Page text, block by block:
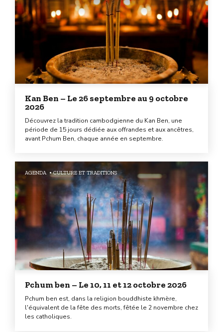
Kan Ben – Le 26 septembre au 9 octobre
2026
Découvrez la tradition cambodgienne du Kan Ben, une
période de 15 jours dédiée aux offrandes et aux ancêtres,
avant Pchum Ben, chaque année en septembre.
AGENDA CULTURE ET TRADITIONS
Pchum ben – Le 10, 11 et 12 octobre 2026
Pchum ben est, dans la religion bouddhiste khmère,
l'équivalent de la fête des morts, fêtée le 2 novembre chez
les catholiques.